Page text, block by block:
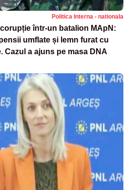
Politica Interna - nationala
într-un batalion MApN:
umflate și lemn furat cu
Cazul a ajuns pe masa DNA